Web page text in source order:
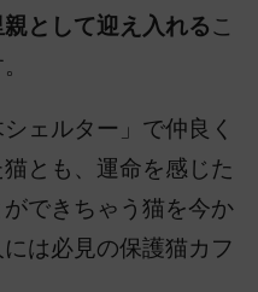
親として迎え入れるこ
ェルター」で仲良く
とも、運命を感じた
できちゃう猫を今か
は必見の保護猫カフ